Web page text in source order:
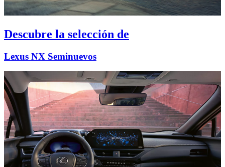
Descubre la selección de
Lexus NX Seminuevos